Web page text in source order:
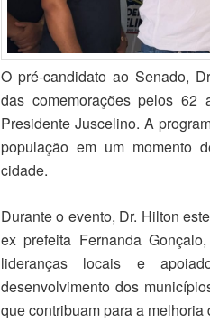
O pré-candidato ao Senado,
das comemorações pelos 62
Presidente Juscelino. A
população em um momento
cidade.
Durante o evento, Dr. Hilton
ex prefeita Fernanda
lideranças locais e
desenvolvimento dos
que contribuam para a